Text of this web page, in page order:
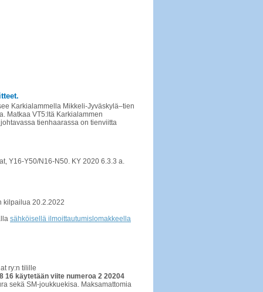
Karkialammella Mikkeli-Jyväskylä–tien
Matkaa VT5:ltä Karkialammen
tienhaarassa on tienviitta
Y16-Y50/N16-N50. KY 2020 6.3.3 a.
kilpailua 20.2.2022
sähköisellä ilmoittautumislomakkeella
ry:n tilille
16 käytetään viite numeroa 2 20204
sekä SM-joukkuekisa. Maksamattomia